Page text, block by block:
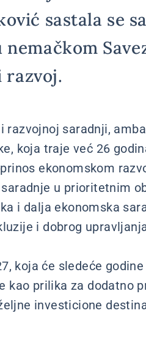
sastala se
razvoj.
saradnji,
koja traje već 26
ekonomskom
u prioritetnim
i dalja ekonomska
i dobrog
koja će sledeće
kao prilika za dodatno
investicione